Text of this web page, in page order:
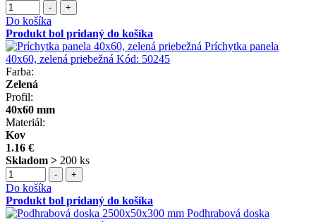
- +
Do košíka
Produkt bol pridaný do košíka
Príchytka panela
40x60, zelená priebežná Kód: 50245
Farba:
Zelená
Profil:
40x60 mm
Materiál:
Kov
1.16 €
Skladom > 200 ks
- +
Do košíka
Produkt bol pridaný do košíka
Podhrabová doska